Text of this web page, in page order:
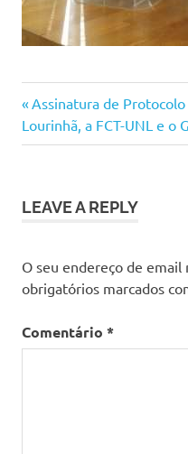
Navegação
de
Previous
Post:
Assinatura de
Lourinhã, a FCT-UNL e o
LEAVE A REPLY
O seu endereço de email
obrigatórios marcados
Comentário *